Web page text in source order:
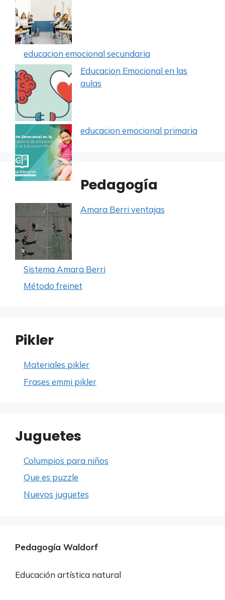
educacion emocional secundaria
Educacion Emocional en las
aulas
educacion emocional primaria
Pedagogía
Amara Berri ventajas
Sistema Amara Berri
Método freinet
Pikler
Materiales pikler
Frases emmi pikler
Juguetes
Columpios para niños
Que es puzzle
Nuevos juguetes
Pedagogía Waldorf
Educación artística natural